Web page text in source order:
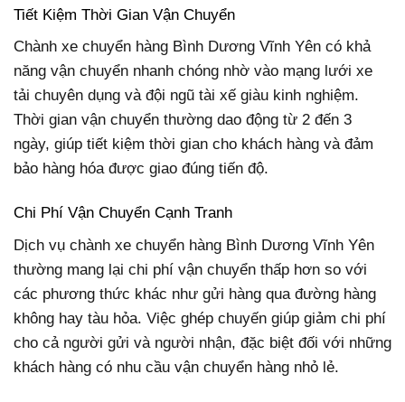
Tiết Kiệm Thời Gian Vận Chuyển
Chành xe chuyển hàng Bình Dương Vĩnh Yên có khả
năng vận chuyển nhanh chóng nhờ vào mạng lưới xe
tải chuyên dụng và đội ngũ tài xế giàu kinh nghiệm.
Thời gian vận chuyển thường dao động từ 2 đến 3
ngày, giúp tiết kiệm thời gian cho khách hàng và đảm
bảo hàng hóa được giao đúng tiến độ.
Chi Phí Vận Chuyển Cạnh Tranh
Dịch vụ chành xe chuyển hàng Bình Dương Vĩnh Yên
thường mang lại chi phí vận chuyển thấp hơn so với
các phương thức khác như gửi hàng qua đường hàng
không hay tàu hỏa. Việc ghép chuyến giúp giảm chi phí
cho cả người gửi và người nhận, đặc biệt đối với những
khách hàng có nhu cầu vận chuyển hàng nhỏ lẻ.